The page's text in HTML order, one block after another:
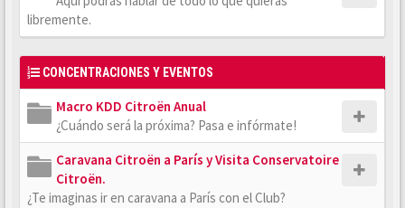
libremente.
CONCENTRACIONES Y EVENTOS
Macro KDD Citroën Anual
¿Cuándo será la próxima? Pasa e infórmate!
Caravana Citroën a París y Visita Conservatoire
Citroën.
¿Te imaginas ir en caravana a París con el Club?